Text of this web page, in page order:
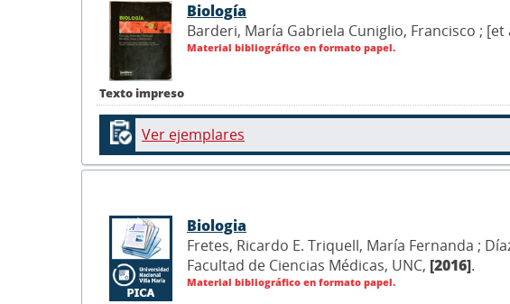
Texto impreso
Biología
Barderi, María Gabriela Cuniglio, Francisco ;
Material bibliográfico en formato papel.
Ver ejemplares
Biologia
Fretes, Ricardo E. Triquell, María Fernanda ;
Facultad de Ciencias Médicas, UNC, [2016].
Material bibliográfico en formato papel.